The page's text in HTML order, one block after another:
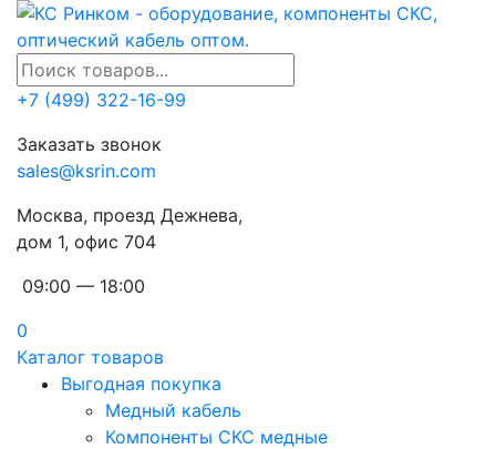
+7 (499) 322-16-99
Заказать звонок
sales@ksrin.com
Москва, проезд Дежнева,
дом 1, офис 704
09:00 — 18:00
0
Каталог товаров
Выгодная покупка
Медный кабель
Компоненты СКС медные